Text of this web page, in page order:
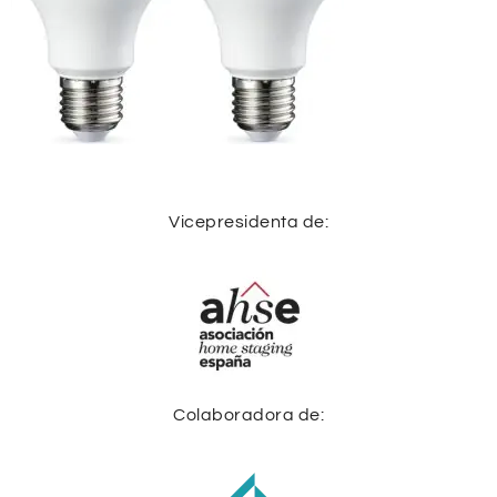
Vicepresidenta de:
Colaboradora de: